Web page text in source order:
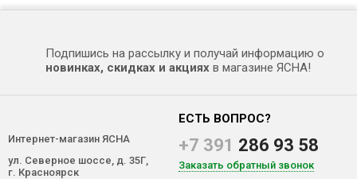
Подпишись на рассылку и получай информацию о
новинках, скидках и акциях в магазине ЯСНА!
Интернет-магазин ЯСНА
ул. Северное шоссе, д. 35Г,
г. Красноярск
ЕСТЬ ВОПРОС?
+7 391 286 93 58
Заказать обратный звонок